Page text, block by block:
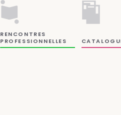
RENCONTRES
PROFESSIONNELLES